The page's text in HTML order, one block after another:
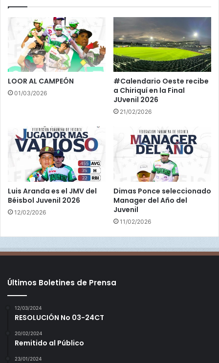
Carlos Mosquera (P. Metro), Jhonny Dixon (Bocas del
Toro), Alfredo Borbúa (Colón), Arturo Díaz (Los Santos),
César Cortez (Los Santos), Daniel Fernández (Coclé) y
Carlos Cortez (P.Oeste).
Lanzadores:
Abrahan Atencio (Veraguas), Christian Franco (Veraguas),
Domínguez (Herrera), Raúl De Gracia (Los Santos), Víctor
Garrido (Los Santos), Reynell Guevara (Coclé), Edgard
Sánchez (Colón), Aldair Miranda (Occidente).
Profesionales:
Jean Carlos Carrillo (Aprobado-Baltimore), Leonardo
Jiménez (Toronto), Abrahan Rodríguez (Aprobado-
Franco (Angels), Edgardo Sandoval (Aprobado-Houston),
Adán Frías (Kansas City), Alberto Guerrero (Miami),
Pablo Falconet (Aprobado-Baltimore) y Héctor López
(Aprobado-Baltimore).
LOOR AL CAMPEÓN
01/03/2026
#Calendario Oeste recibe
a Chiriquí en la Final
JUvenil 2026
21/02/2026
Luis Aranda es el JMV del
Béisbol Juvenil 2026
12/02/2026
Dimas Ponce seleccionado
Manager del Año del
Juvenil
11/02/2026
Últimos Boletines de Prensa
12/03/2024
RESOLUCIÓN No 03-24CT
20/02/2024
Remitido al Público
23/01/2024